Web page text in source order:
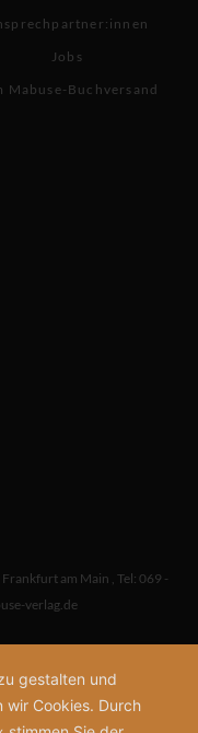
Jobs
Mabuse-Buchversand
am Main Tel: 069 -
verlag.de
gestalten und
Cookies. Durch